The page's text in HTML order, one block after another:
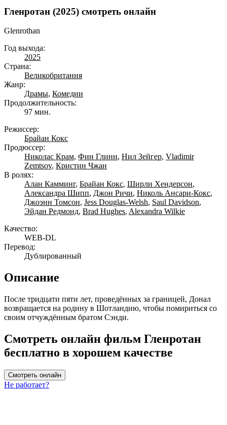
Гленротан (2025) смотреть онлайн
Glenrothan
Год выхода:
2025
Страна:
Великобритания
Жанр:
Драмы, Комедии
Продолжительность:
97 мин.
Режиссер:
Брайан Кокс
Продюссер:
Николас Крам, Фин Глинн, Нил Зейгер, Vladimir
Zemtsov, Кристин Чжан
В ролях:
Алан Камминг, Брайан Кокс, Ширли Хендерсон,
Александра Шипп, Джон Ричи, Николь Ансари-Кокс,
Джоэнн Томсон, Jess Douglas-Welsh, Saul Davidson,
Эйдан Редмонд, Brad Hughes, Alexandra Wilkie
Качество:
WEB-DL
Перевод:
Дублированный
Описание
После тридцати пяти лет, проведённых за границей, Донал
возвращается на родину в Шотландию, чтобы помириться со
своим отчуждённым братом Сэнди.
Смотреть онлайн фильм Гленротан
бесплатно в хорошем качестве
Смотреть онлайн
Не работает?